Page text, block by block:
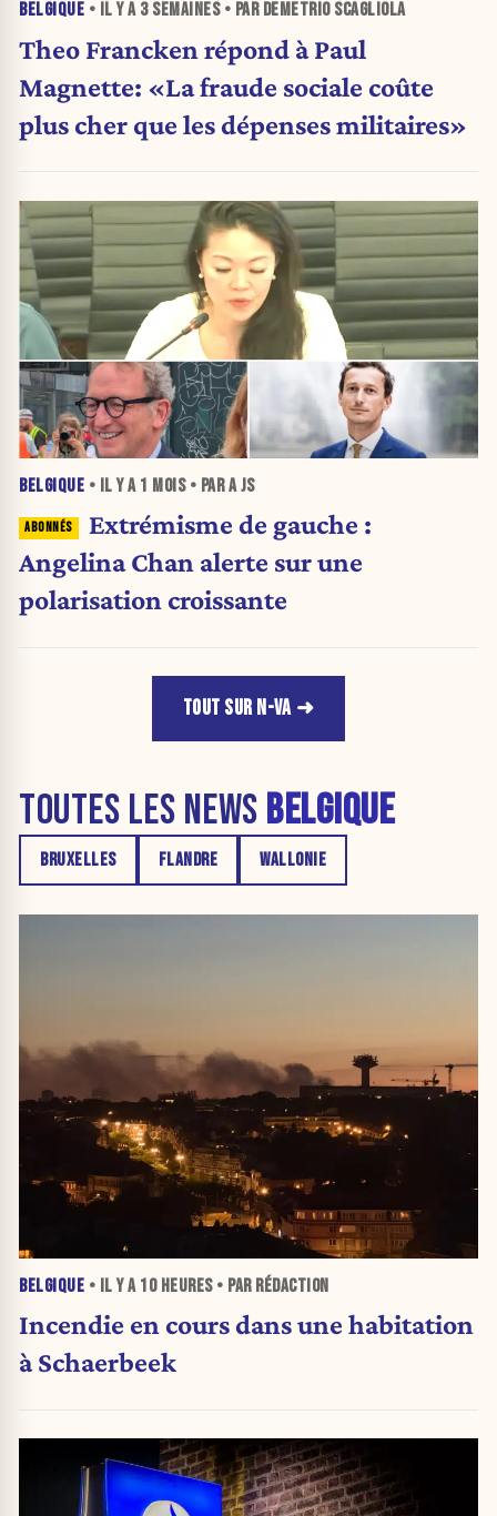
BELGIQUE • IL Y A 3 SEMAINES• PAR DEMETRIO SCAGLIOLA
Theo Francken répond à Paul
Magnette: «La fraude sociale coûte
plus cher que les dépenses militaires»
BELGIQUE • IL Y A 1 MOIS• PAR A JS
Extrémisme de gauche :
Angelina Chan alerte sur une
polarisation croissante
TOUT SUR N-VA
TOUTES LES NEWS BELGIQUE
BRUXELLES FLANDRE WALLONIE
BELGIQUE • IL Y A 10 HEURES• PAR RÉDACTION
Incendie en cours dans une habitation
à Schaerbeek